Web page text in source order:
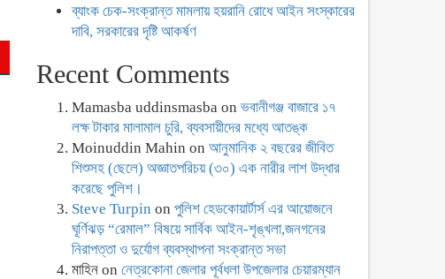
ব্যাংক চেক-সংক্রান্ত মামলায় হয়রানি রোধে আইন সংস্কারের
দাবি, সরকারের দৃষ্টি আকর্ষণ
Recent Comments
Mamasba uddinsmasba on ভবানীগঞ্জ বাজারে ১৭
লক্ষ টাকার মালামাল চুরি, ব্যবসায়ীদের মধ্যে আতঙ্ক
Moinuddin Mahin on আনুমানিক ২ বছরের জীবিত
শিশুসহ (ছেলে) অজ্ঞাতপরিচয় (৩০) এক নারীর লাশ উদ্ধার
করেছে পুলিশ।
Steve Turpin on পুলিশ হেডকোয়ার্টার্স এর আয়োজনে
ঘূর্ণিঝড় “রেমাল” বিষয়ে সার্বিক আইন-শৃঙ্খলা,জনগনের
নিরাপত্তা ও দুর্যোগ ব্যবস্থাপনা সংক্রান্ত সভা
মাহিন on নেত্রকোনা জেলার পূর্বধলা উপজেলার চেয়ারম্যান